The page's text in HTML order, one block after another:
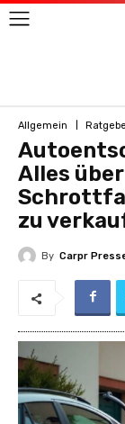
Allgemein
Alles
zu
By Carpr